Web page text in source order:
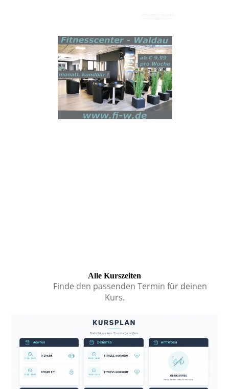
Alle Kurszeiten
Finde den passenden Termin für deinen
Kurs.